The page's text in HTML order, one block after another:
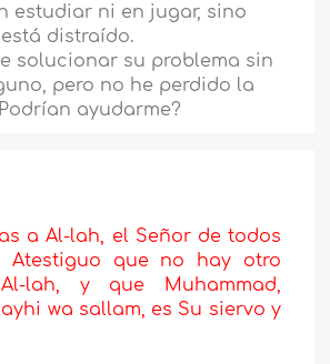
estudiar ni en jugar, sino
distraído.
solucionar su problema sin
pero no he perdido la
ayudarme?
a Al-lah, el Señor de todos
Atestiguo que no hay otro
lah, y que Muhammad,
wa sallam, es Su siervo y